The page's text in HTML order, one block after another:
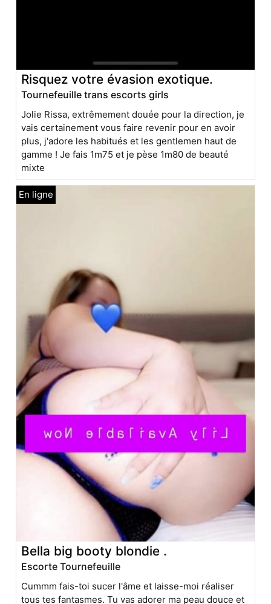
Risquez votre évasion exotique.
Tournefeuille trans escorts girls
Jolie Rissa, extrêmement douée pour la direction, je
vais certainement vous faire revenir pour en avoir
plus, j'adore les habitués et les gentlemen haut de
gamme ! Je fais 1m75 et je pèse 1m80 de beauté
mixte
Bella big booty blondie .
Escorte Tournefeuille
Cummm fais-toi sucer l'âme et laisse-moi réaliser
tous tes fantasmes. Tu vas adorer ma peau douce et